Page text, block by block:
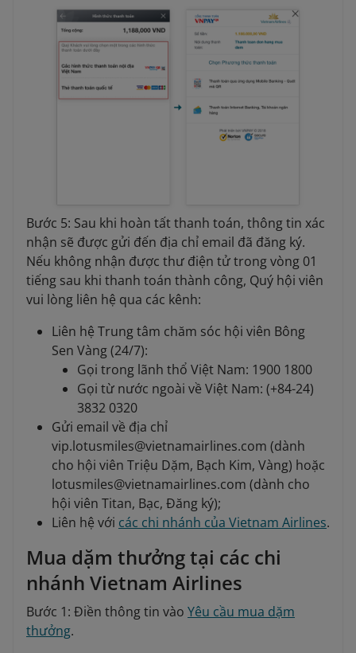
Bước 5: Sau khi hoàn tất thanh toán, thông tin xác
nhận sẽ được gửi đến địa chỉ email đã đăng ký.
Nếu không nhận được thư điện tử trong vòng 01
tiếng sau khi thanh toán thành công, Quý hội viên
vui lòng liên hệ qua các kênh:
Liên hệ Trung tâm chăm sóc hội viên Bông
Sen Vàng (24/7):
Gọi trong lãnh thổ Việt Nam: 1900 1800
Gọi từ nước ngoài về Việt Nam: (+84-24)
3832 0320
Gửi email về địa chỉ
vip.lotusmiles@vietnamairlines.com (dành
cho hội viên Triệu Dặm, Bạch Kim, Vàng) hoặc
lotusmiles@vietnamairlines.com (dành cho
hội viên Titan, Bạc, Đăng ký);
Liên hệ với các chi nhánh của Vietnam Airlines.
Mua dặm thưởng tại các chi
nhánh Vietnam Airlines
Bước 1: Điền thông tin vào Yêu cầu mua dặm
thưởng.